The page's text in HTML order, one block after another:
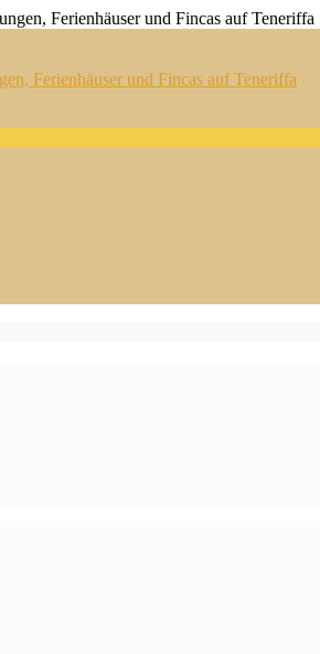
Ferienhäuser und Fincas auf Teneriffa